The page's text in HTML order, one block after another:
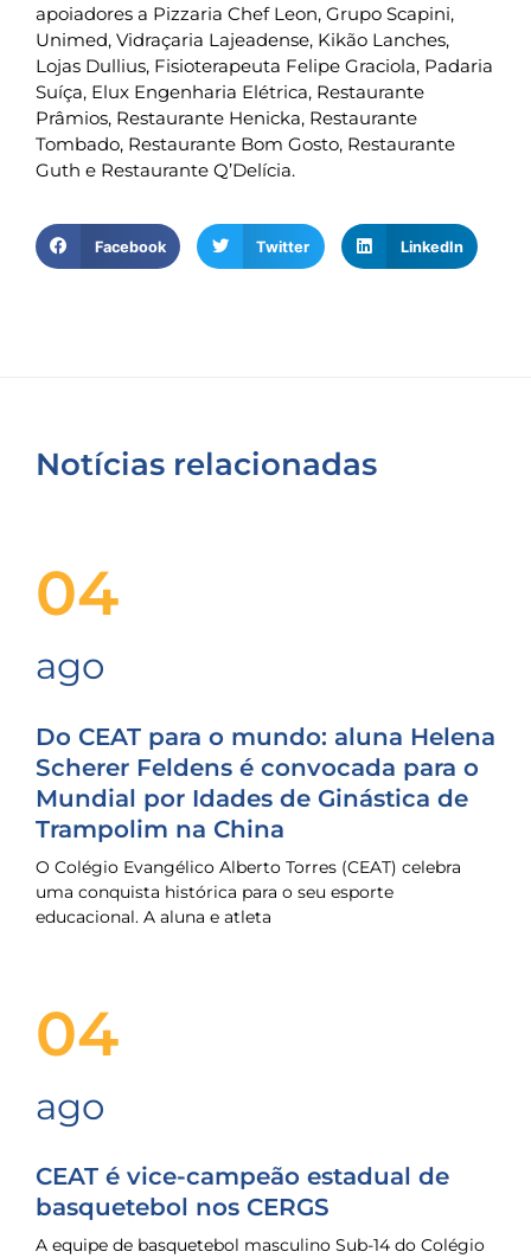
apoiadores a Pizzaria Chef Leon, Grupo Scapini,
Unimed, Vidraçaria Lajeadense, Kikão Lanches,
Lojas Dullius, Fisioterapeuta Felipe Graciola, Padaria
Suíça, Elux Engenharia Elétrica, Restaurante
Prâmios, Restaurante Henicka, Restaurante
Tombado, Restaurante Bom Gosto, Restaurante
Guth e Restaurante Q’Delícia.
Facebook Twitter LinkedIn
Notícias relacionadas
04
ago
Do CEAT para o mundo: aluna Helena
Scherer Feldens é convocada para o
Mundial por Idades de Ginástica de
Trampolim na China
O Colégio Evangélico Alberto Torres (CEAT) celebra
uma conquista histórica para o seu esporte
educacional. A aluna e atleta
04
ago
CEAT é vice-campeão estadual de
basquetebol nos CERGS
A equipe de basquetebol masculino Sub-14 do Colégio